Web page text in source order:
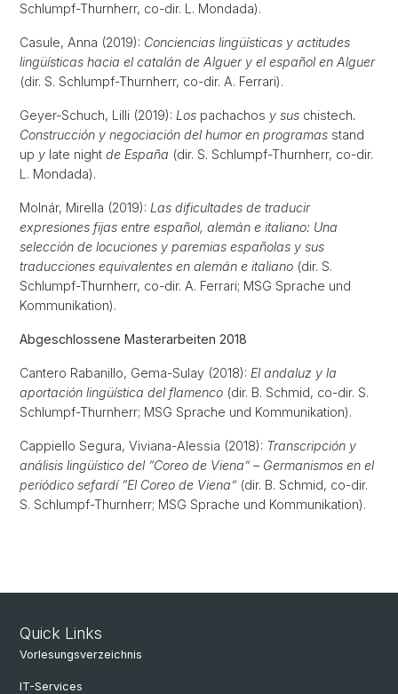
Schlumpf-Thurnherr, co-dir. L. Mondada).
Casule, Anna (2019): Conciencias lingüísticas y actitudes
lingüísticas hacia el catalán de Alguer y el español en Alguer
(dir. S. Schlumpf-Thurnherr, co-dir. A. Ferrari).
Geyer-Schuch, Lilli (2019): Los pachachos y sus chistech.
Construcción y negociación del humor en programas stand
up y late night de España (dir. S. Schlumpf-Thurnherr, co-dir.
L. Mondada).
Molnár, Mirella (2019): Las dificultades de traducir
expresiones fijas entre español, alemán e italiano: Una
selección de locuciones y paremias españolas y sus
traducciones equivalentes en alemán e italiano (dir. S.
Schlumpf-Thurnherr, co-dir. A. Ferrari; MSG Sprache und
Kommunikation).
Abgeschlossene Masterarbeiten 2018
Cantero Rabanillo, Gema-Sulay (2018): El andaluz y la
aportación lingüística del flamenco (dir. B. Schmid, co-dir. S.
Schlumpf-Thurnherr; MSG Sprache und Kommunikation).
Cappiello Segura, Viviana-Alessia (2018): Transcripción y
análisis lingüístico del “Coreo de Viena” – Germanismos en el
periódico sefardí “El Coreo de Viena” (dir. B. Schmid, co-dir.
S. Schlumpf-Thurnherr; MSG Sprache und Kommunikation).
Quick Links
Vorlesungsverzeichnis
IT-Services